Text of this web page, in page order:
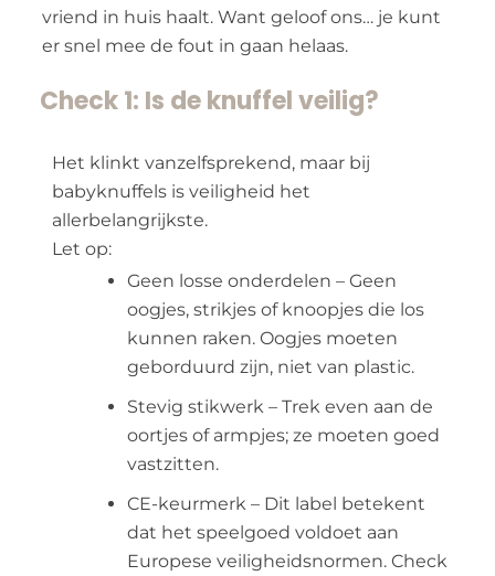
vriend in huis haalt. Want geloof ons… je kunt
er snel mee de fout in gaan helaas.
Check 1: Is de knuffel veilig?
Het klinkt vanzelfsprekend, maar bij
babyknuffels is veiligheid het
allerbelangrijkste.
Let op:
Geen losse onderdelen – Geen
oogjes, strikjes of knoopjes die los
kunnen raken. Oogjes moeten
geborduurd zijn, niet van plastic.
Stevig stikwerk – Trek even aan de
oortjes of armpjes; ze moeten goed
vastzitten.
CE-keurmerk – Dit label betekent
dat het speelgoed voldoet aan
Europese veiligheidsnormen. Check